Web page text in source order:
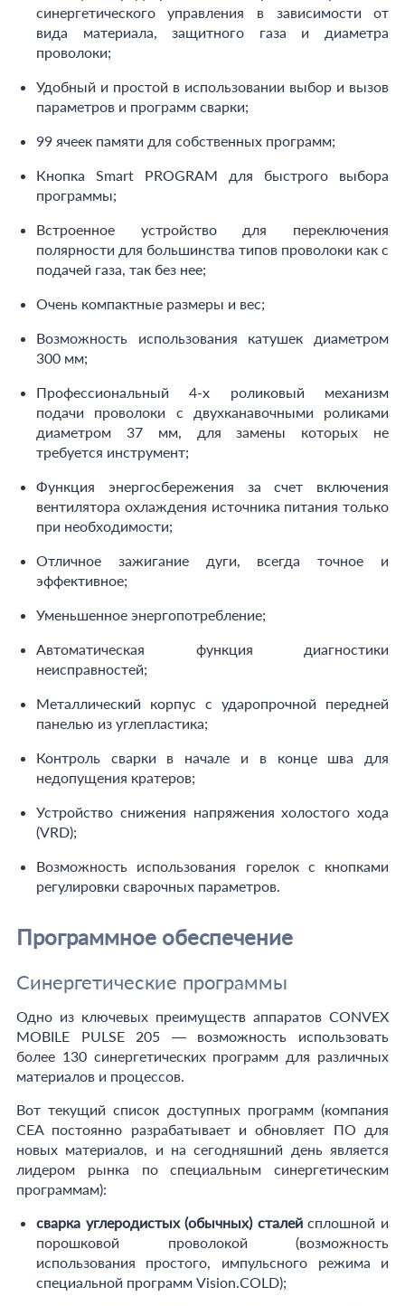
синергетического управления в зависимости от
вида материала, защитного газа и диаметра
проволоки;
Удобный и простой в использовании выбор и вызов
параметров и программ сварки;
99 ячеек памяти для собственных программ;
Кнопка Smart PROGRAM для быстрого выбора
программы;
Встроенное устройство для переключения
полярности для большинства типов проволоки как с
подачей газа, так без нее;
Очень компактные размеры и вес;
Возможность использования катушек диаметром
300 мм;
Профессиональный 4-х роликовый механизм
подачи проволоки с двухканавочными роликами
диаметром 37 мм, для замены которых не
требуется инструмент;
Функция энергосбережения за счет включения
вентилятора охлаждения источника питания только
при необходимости;
Отличное зажигание дуги, всегда точное и
эффективное;
Уменьшенное энергопотребление;
Автоматическая функция диагностики
неисправностей;
Металлический корпус с ударопрочной передней
панелью из углепластика;
Контроль сварки в начале и в конце шва для
недопущения кратеров;
Устройство снижения напряжения холостого хода
(VRD);
Возможность использования горелок с кнопками
регулировки сварочных параметров.
Программное обеспечение
Синергетические программы
Одно из ключевых преимуществ аппаратов CONVEX
MOBILE PULSE 205 — возможность использовать
более 130 синергетических программ для различных
материалов и процессов.
Вот текущий список доступных программ (компания
CEA постоянно разрабатывает и обновляет ПО для
новых материалов, и на сегодняшний день является
лидером рынка по специальным синергетическим
программам):
сварка углеродистых (обычных) сталейсплошной и
порошковой проволокой (возможность
использования простого, импульсного режима и
специальной программ Vision.COLD);